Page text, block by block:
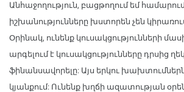
Անհաջողություն, բացթողում եմ
իշխանությունները խստորեն չեն
Օրինակ, ունենք կուսակցությունների
արգելում է կուսակցությունները դրսից
ֆինանսավորելը: Այս երկու
կյանքում: Ունենք խղճի ազատության